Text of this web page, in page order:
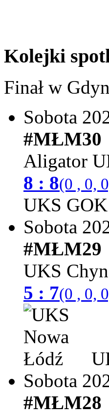
Kolejki
Finał w
Sobota
#MŁM30
Aligator
8 : 8(0 , 0,
UKS
Sobota
#MŁM29
UKS
5 : 7(0 , 0,
Sobota
#MŁM28